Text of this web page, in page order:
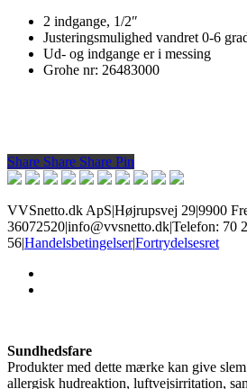
2 indgange, 1/2″
Justeringsmulighed vandret 0-6
Ud- og indgange er i messing
Grohe nr: 26483000
Share
Share Share Share Pin
VVSnetto.dk ApS|Højrupsvej 29|9900
36072520|info@vvsnetto.dk|Telefon: 70
56|Handelsbetingelser|Fortrydelsesret
Sundhedsfare
Produkter med dette mærke kan give
allergisk hudreaktion, luftvejsirritation,